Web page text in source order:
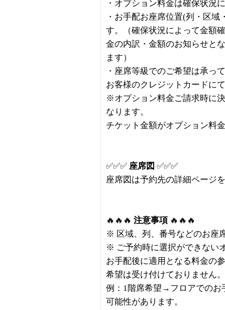
・オプション料金は確保状況
・お手配お座席位置(列・区
す。（確保状況によって金額
金の内訳・金額のお知らせと
ます）
・座席等級でのご希望は承っ
お客様のクレジットカードに
※オプション料金ご請求時に
なります。
チケット金額がオプション料
✅✅✅ 座席図 ✅✅✅
座席図は予約先の詳細ページ
🔥🔥🔥 注意事項 🔥🔥🔥
※ 区域、列、番号などのお座
※ ご予約時に選択ができない
お手配後に適用となる料金の
希望は受け付けておりません。
例：1階席希望→フロアでの
可能性があります。